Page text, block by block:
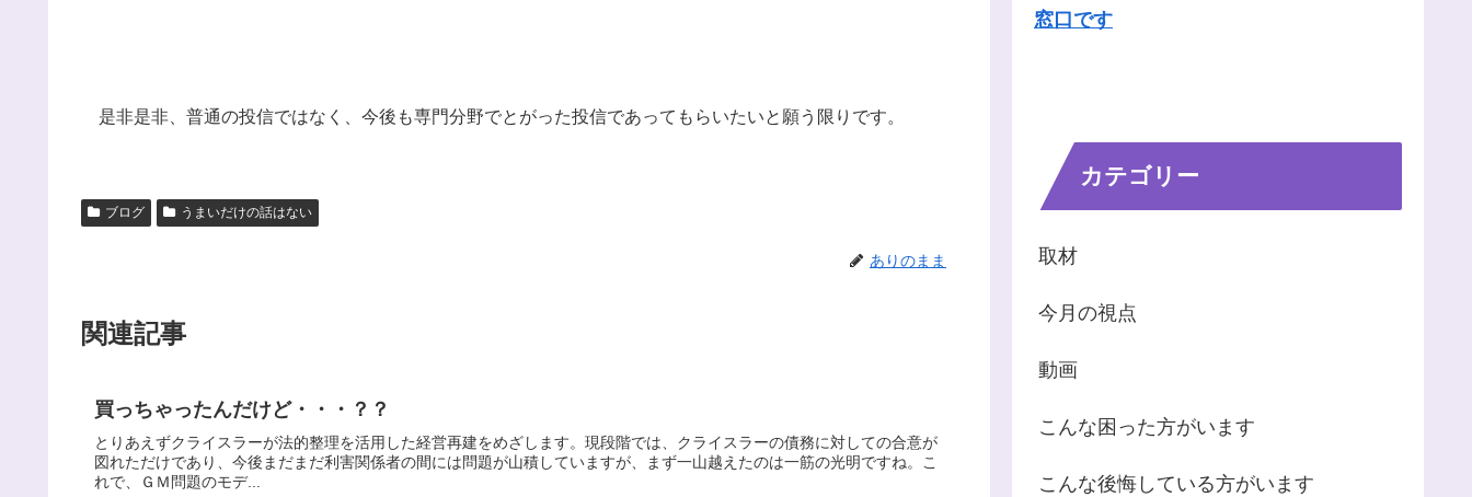
是非是非、普通の投信ではなく、今後も専門分野でとがった投信であってもらいたいと願う限りです。
ブログ うまいだけの話はない
ありのまま
関連記事
買っちゃったんだけど・・・？？
とりあえずクライスラーが法的整理を活用した経営再建をめざします。現段階では、クライスラーの債務に対しての合意が
図れただけであり、今後まだまだ利害関係者の間には問題が山積していますが、まず一山越えたのは一筋の光明ですね。こ
れで、ＧＭ問題のモデ...
窓口です
カテゴリー
取材
今月の視点
動画
こんな困った方がいます
こんな後悔している方がいます